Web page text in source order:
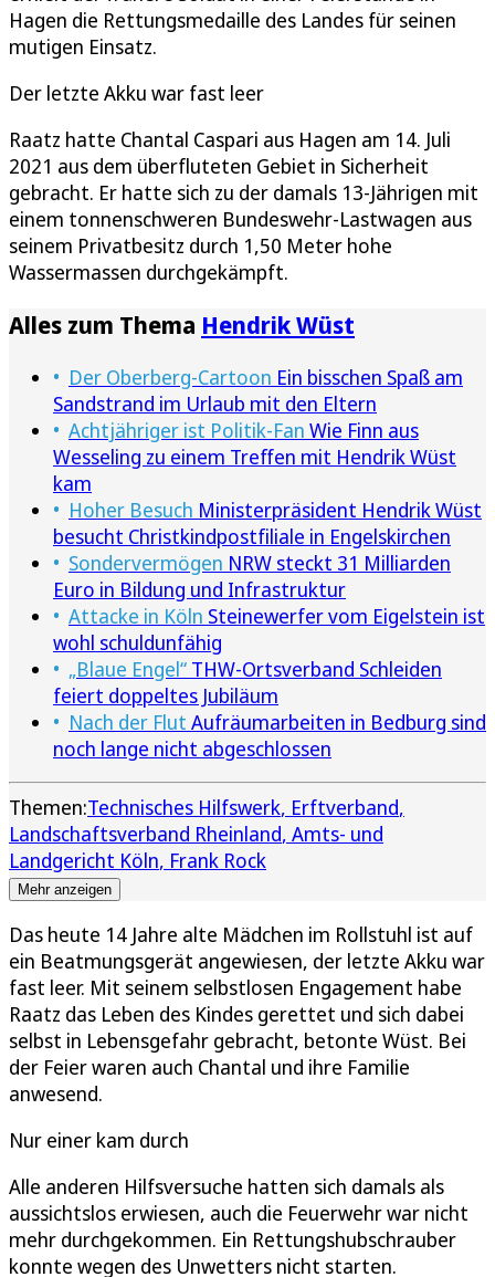
Hagen die Rettungsmedaille des Landes für seinen
mutigen Einsatz.
Der letzte Akku war fast leer
Raatz hatte Chantal Caspari aus Hagen am 14. Juli
2021 aus dem überfluteten Gebiet in Sicherheit
gebracht. Er hatte sich zu der damals 13-Jährigen mit
einem tonnenschweren Bundeswehr-Lastwagen aus
seinem Privatbesitz durch 1,50 Meter hohe
Wassermassen durchgekämpft.
Alles zum Thema Hendrik Wüst
Der Oberberg-Cartoon Ein bisschen Spaß am
Sandstrand im Urlaub mit den Eltern
Achtjähriger ist Politik-Fan Wie Finn aus
Wesseling zu einem Treffen mit Hendrik Wüst
kam
Hoher Besuch Ministerpräsident Hendrik Wüst
besucht Christkindpostfiliale in Engelskirchen
Sondervermögen NRW steckt 31 Milliarden
Euro in Bildung und Infrastruktur
Attacke in Köln Steinewerfer vom Eigelstein ist
wohl schuldunfähig
„Blaue Engel“ THW-Ortsverband Schleiden
feiert doppeltes Jubiläum
Nach der Flut Aufräumarbeiten in Bedburg sind
noch lange nicht abgeschlossen
Themen:Technisches Hilfswerk Erftverband
Landschaftsverband Rheinland Amts- und
Landgericht Köln Frank Rock
Mehr anzeigen
Das heute 14 Jahre alte Mädchen im Rollstuhl ist auf
ein Beatmungsgerät angewiesen, der letzte Akku war
fast leer. Mit seinem selbstlosen Engagement habe
Raatz das Leben des Kindes gerettet und sich dabei
selbst in Lebensgefahr gebracht, betonte Wüst. Bei
der Feier waren auch Chantal und ihre Familie
anwesend.
Nur einer kam durch
Alle anderen Hilfsversuche hatten sich damals als
aussichtslos erwiesen, auch die Feuerwehr war nicht
mehr durchgekommen. Ein Rettungshubschrauber
konnte wegen des Unwetters nicht starten.